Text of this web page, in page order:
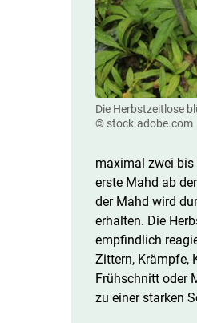
Die Herbstzeitlose
© stock.adobe.com
maximal zwei bis
erste Mahd ab
der Mahd wird
erhalten. Die
empfindlich
Zittern, Krämpfe,
Frühschnitt oder
zu einer starken